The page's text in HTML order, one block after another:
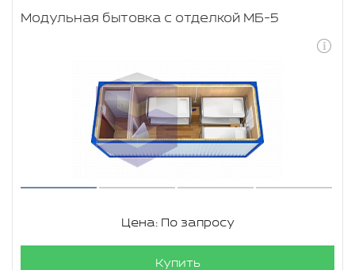
Модульная бытовка с отделкой МБ-5
Цена: По запросу
Купить